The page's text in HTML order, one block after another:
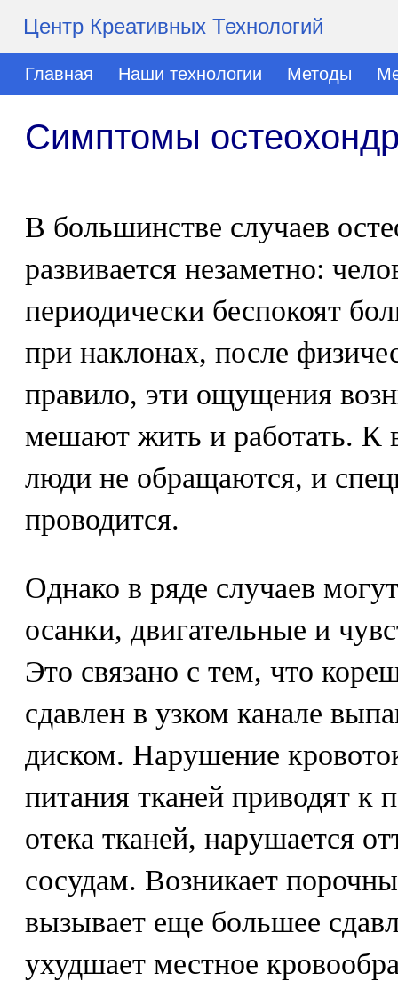
Центр Креативных Технологий
Главная Наши технологии Методы
Симптомы
В большинстве случаев
развивается незаметно:
периодически беспокоят
при наклонах, после
правило, эти ощущения
мешают жить и работать. К
люди не обращаются, и
проводится.
Однако в ряде случаев
осанки, двигательные и
Это связано с тем, что
сдавлен в узком канале
диском. Нарушение
питания тканей приводят к
отека тканей, нарушается
сосудам. Возникает
вызывает еще большее
ухудшает местное